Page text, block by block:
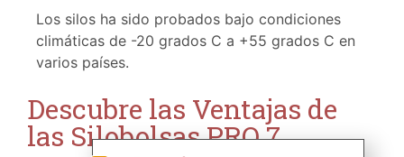
Los silos ha sido probados bajo condiciones
climáticas de -20 grados C a +55 grados C en
varios países.
Descubre las Ventajas de
las Silobolsas PRO 7